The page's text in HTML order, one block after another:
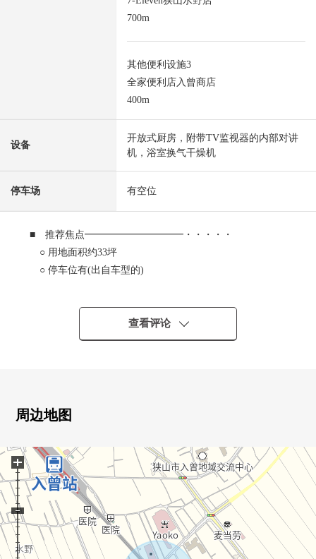
700m
其他便利设施3
全家便利店入曾商店
400m
设备
开放式厨房，附带TV监视器的内部对讲
机，浴室换气干燥机
停车场 有空位
■ 推荐焦点━━━━━━━━━━・・・・・
○ 用地面积约33坪
○ 停车位有(出自车型的)
○ 在周游流迹线考虑家务流迹线的房型
○ 备有生活便利设施的居住环境
○ 给生活的舒适度上色的充实的设备・设计
○ 浴室暖气换气干燥机
○ 步入式衣帽间
○ 地板下边收纳
○ 洗发水化妆台
○ 附带电视监视器的内部对讲机
○ 24小时换气系统
■ 从负责人一句话━━━━━━━━━・・・・・
查看评论
周边地图
+